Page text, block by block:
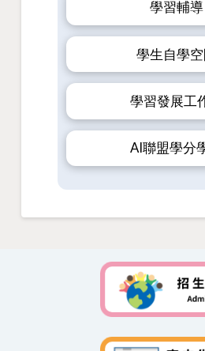
學習輔導
學生自學
學習發展工
AI聯盟學分